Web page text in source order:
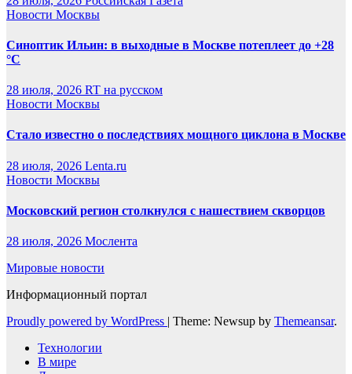
Новости Москвы
Синоптик Ильин: в выходные в Москве потеплеет до +28
°C
28 июля, 2026 RT на русском
Новости Москвы
Стало известно о последствиях мощного циклона в Москве
28 июля, 2026 Lenta.ru
Новости Москвы
Московский регион столкнулся с нашествием скворцов
28 июля, 2026 Мослента
Мировые новости
Информационный портал
Proudly powered by WordPress | Theme: Newsup by Themeansar.
Технологии
В мире